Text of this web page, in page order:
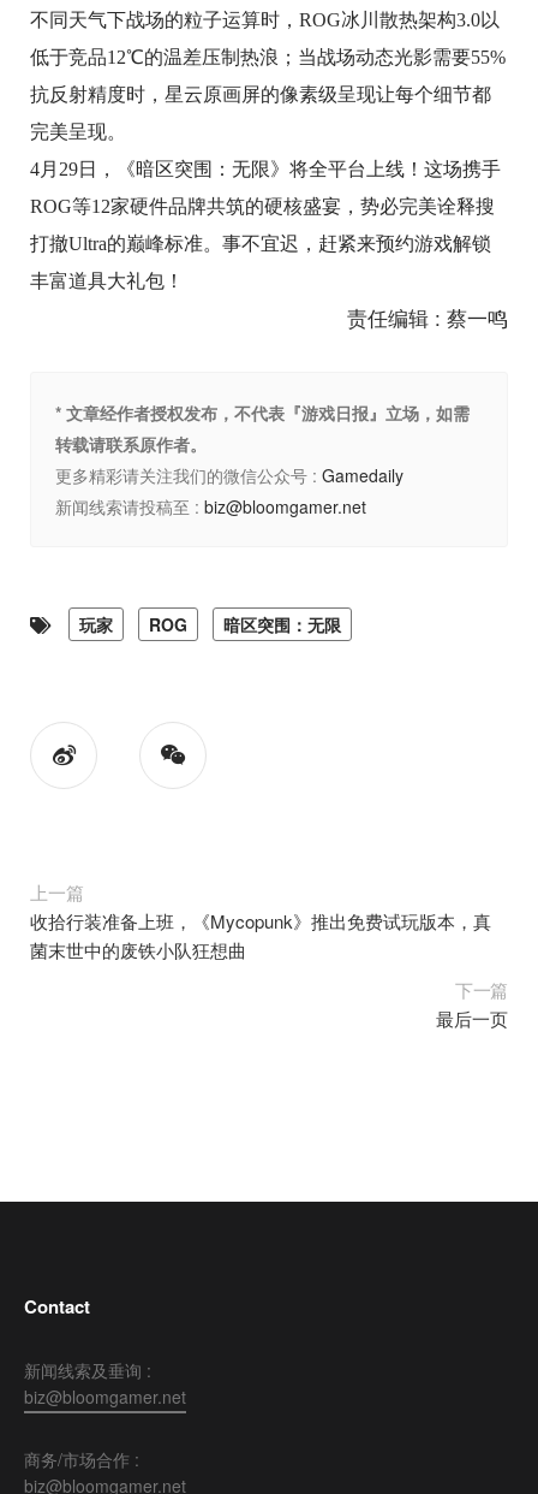
不同天气下战场的粒子运算时，ROG冰川散热架构3.0以
低于竞品12℃的温差压制热浪；当战场动态光影需要55%
抗反射精度时，星云原画屏的像素级呈现让每个细节都
完美呈现。
4月29日，《暗区突围：无限》将全平台上线！这场携手
ROG等12家硬件品牌共筑的硬核盛宴，势必完美诠释搜
打撤Ultra的巅峰标准。事不宜迟，赶紧来预约游戏解锁
丰富道具大礼包！
责任编辑 : 蔡一鸣
* 文章经作者授权发布，不代表『游戏日报』立场，如需
转载请联系原作者。
更多精彩请关注我们的微信公众号 : Gamedaily
新闻线索请投稿至 : biz@bloomgamer.net
玩家 ROG 暗区突围：无限
上一篇
收拾行装准备上班，《Mycopunk》推出免费试玩版本，真
菌末世中的废铁小队狂想曲
下一篇
最后一页
Contact
新闻线索及垂询 :
biz@bloomgamer.net
商务/市场合作 :
biz@bloomgamer.net